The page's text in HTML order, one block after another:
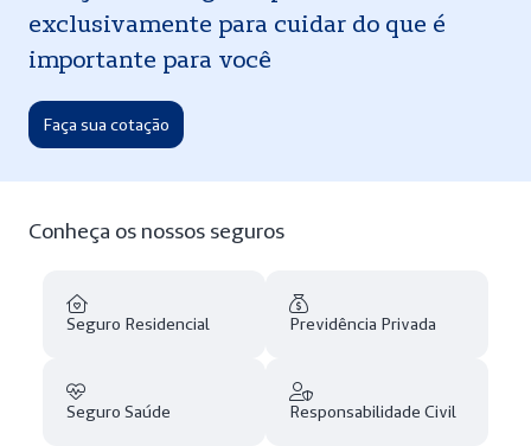
exclusivamente para cuidar do que é
importante para você
Faça sua cotação
Conheça os nossos seguros
Seguro Residencial Previdência Privada
Seguro Saúde Responsabilidade Civil